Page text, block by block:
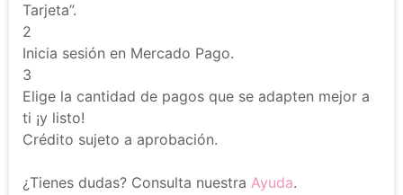
Tarjeta”.
2
Inicia sesión en Mercado Pago.
3
Elige la cantidad de pagos que se adapten mejor a
ti ¡y listo!
Crédito sujeto a aprobación.
¿Tienes dudas? Consulta nuestra Ayuda.